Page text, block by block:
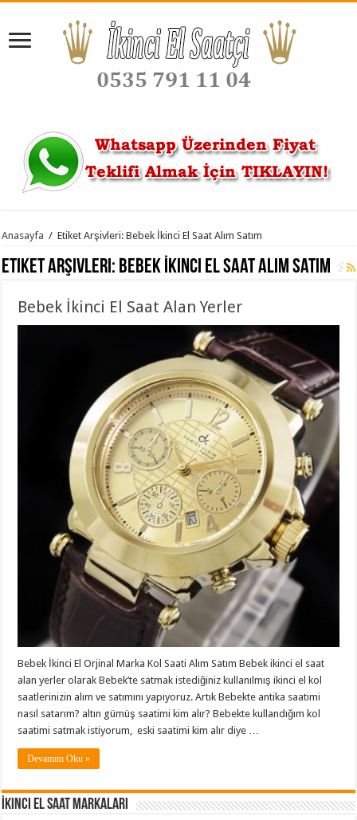
Anasayfa / Etiket Arşivleri: Bebek İkinci El Saat Alım Satım
Etiket Arşivleri: Bebek İkinci El Saat Alım Satım
Bebek İkinci El Saat Alan Yerler
Bebek İkinci El Orjinal Marka Kol Saati Alım Satım Bebek ikinci el saat
alan yerler olarak Bebek’te satmak istediğiniz kullanılmış ikinci el kol
saatlerinizin alım ve satımını yapıyoruz. Artık Bebekte antika saatimi
nasıl satarım? altın gümüş saatimi kim alır? Bebekte kullandığım kol
saatimi satmak istiyorum, eski saatimi kim alır diye …
Devamını Oku »
İkinci El Saat Markaları